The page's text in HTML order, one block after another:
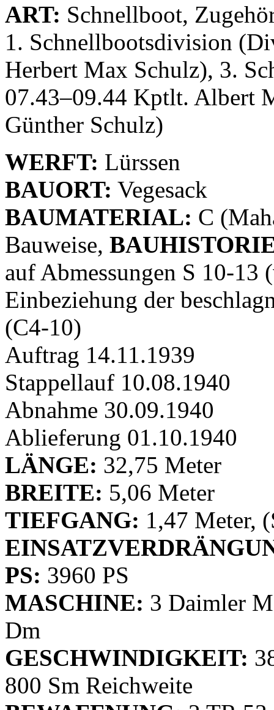
ART: Schnellboot,
1. Schnellbootsdivision
Herbert Max Schulz), 3.
07.43–09.44 Kptlt. Albert
Günther Schulz)
WERFT: Lürssen
BAUORT: Vegesack
BAUMATERIAL: C
Bauweise,
auf Abmessungen S 10-
Einbeziehung der
(C4-10)
Auftrag 14.11.1939
Stappellauf 10.08.1940
Abnahme 30.09.1940
Ablieferung 01.10.1940
LÄNGE: 32,75 Meter
BREITE: 5,06 Meter
TIEFGANG: 1,47 Meter,
PS: 3960 PS
MASCHINE: 3 Daimler
Dm
GESCHWINDIGKEIT:
800 Sm Reichweite